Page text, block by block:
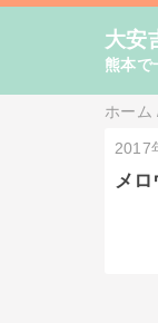
大安
熊本で
ホーム
2017
メ